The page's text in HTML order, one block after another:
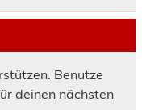
Benutze
deinen nächsten